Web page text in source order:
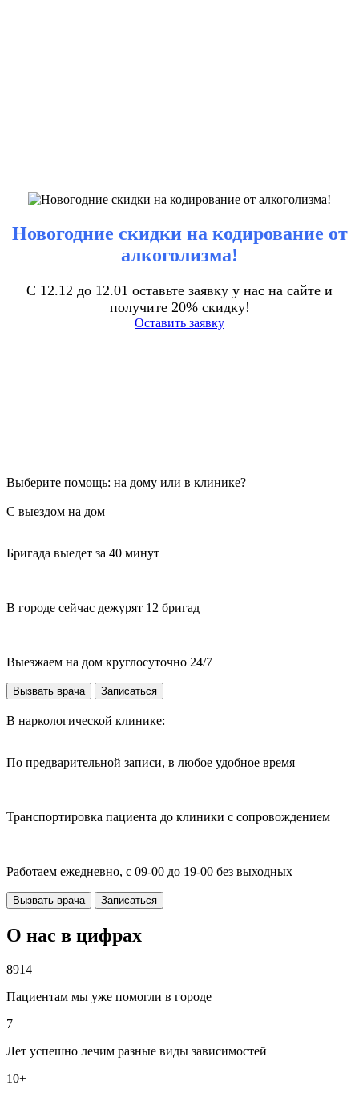
Новогодние скидки на кодирование от
алкоголизма!
С 12.12 до 12.01 оставьте заявку у нас на сайте и
получите 20% скидку!
Оставить заявку
Выберите помощь: на дому или в клинике?
С выездом на дом
Бригада выедет за 40 минут
В городе сейчас дежурят 12 бригад
Выезжаем на дом круглосуточно 24/7
Вызвать врача Записаться
В наркологической клинике:
По предварительной записи, в любое удобное время
Транспортировка пациента до клиники с сопровождением
Работаем ежедневно, с 09-00 до 19-00 без выходных
Вызвать врача Записаться
О нас в цифрах
8914
Пациентам мы уже помогли в городе
7
Лет успешно лечим разные виды зависимостей
10+